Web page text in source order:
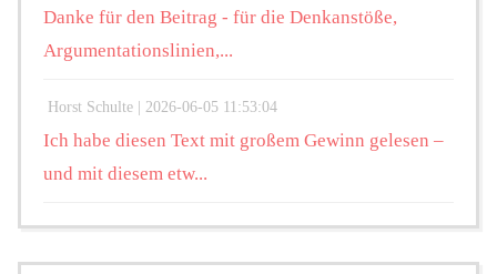
Danke für den Beitrag - für die Denkanstöße,
Argumentationslinien,...
Horst Schulte | 2026-06-05 11:53:04
Ich habe diesen Text mit großem Gewinn gelesen –
und mit diesem etw...